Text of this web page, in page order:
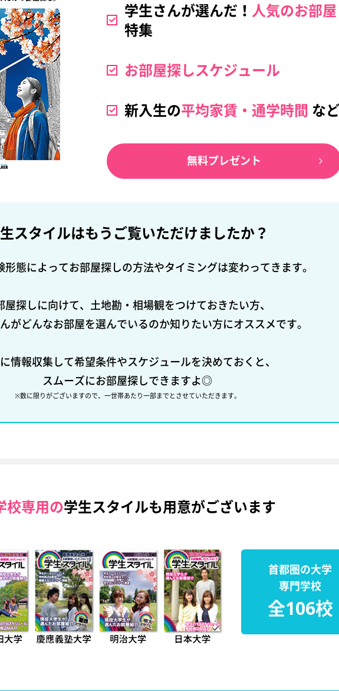
学生さんが選んだ！ 人気のお部屋
特集
お部屋探しスケジュール
新入生の平均家賃・ 通学時間 な
無料プレゼント
スタイルはもうご覧いただけましたか？
形態によってお部屋探しの方法やタイミングは変わってきます。
屋探しに向けて、土地勘・相場観をつけておきたい方、
がどんなお部屋を選んでいるのか知りたい方にオススメです。
情報収集して希望条件やスケジュールを決めておくと、
スムーズにお部屋探しできますよ◎
※数に限りがございますので、一世帯あたり一部までとさせていただきます。
校専用の学生スタイルも用意がございます
首都圏の大学
専門学校
全106校